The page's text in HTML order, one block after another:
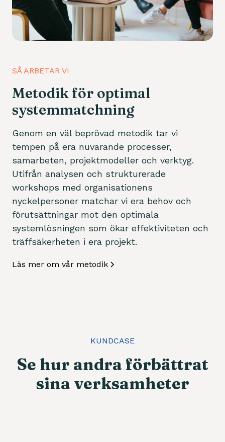
SÅ ARBETAR VI
Metodik för optimal
systemmatchning
Genom en väl beprövad metodik tar vi
tempen på era nuvarande processer,
samarbeten, projektmodeller och verktyg.
Utifrån analysen och strukturerade
workshops med organisationens
nyckelpersoner matchar vi era behov och
förutsättningar mot den optimala
systemlösningen som ökar effektiviteten och
träffsäkerheten i era projekt.
Läs mer om vår metodik
KUNDCASE
Se hur andra förbättrat
sina verksamheter